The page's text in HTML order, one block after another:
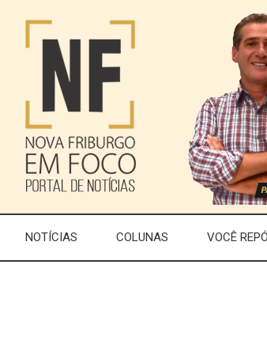
NOTÍCIAS COLUNAS VOCÊ